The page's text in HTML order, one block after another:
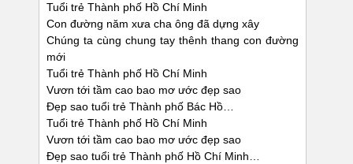
Tuổi trẻ Thành phố Hồ Chí Minh
Con đường năm xưa cha ông đã dựng xây
Chúng ta cùng chung tay thênh thang con đường
mới
Tuổi trẻ Thành phố Hồ Chí Minh
Vươn tới tầm cao bao mơ ước đẹp sao
Đẹp sao tuổi trẻ Thành phố Bác Hồ…
Tuổi trẻ Thành phố Hồ Chí Minh
Vươn tới tầm cao bao mơ ước đẹp sao
Đẹp sao tuổi trẻ Thành phố Hồ Chí Minh…